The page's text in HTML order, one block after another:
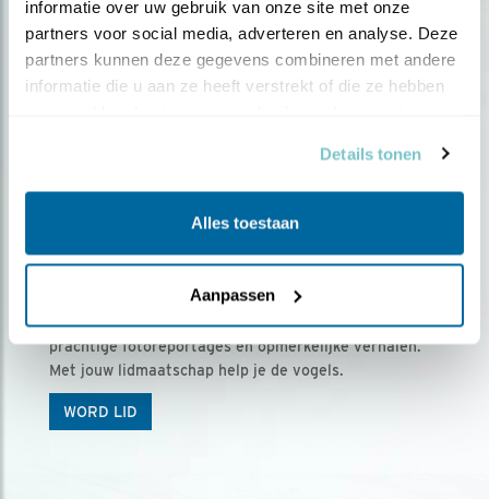
informatie over uw gebruik van onze site met onze
partners voor social media, adverteren en analyse. Deze
partners kunnen deze gegevens combineren met andere
informatie die u aan ze heeft verstrekt of die ze hebben
Details tonen
Alles toestaan
Aanpassen
Ontvang 5 x Vogels voor € 36,00 per jaar
Vogels is het tijdschrift voor onze leden, met
prachtige fotoreportages en opmerkelijke verhalen.
Met jouw lidmaatschap help je de vogels.
WORD LID